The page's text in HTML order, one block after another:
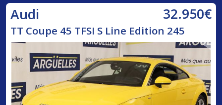
Audi 32.950€
TT Coupe 45 TFSI S Line Edition 245